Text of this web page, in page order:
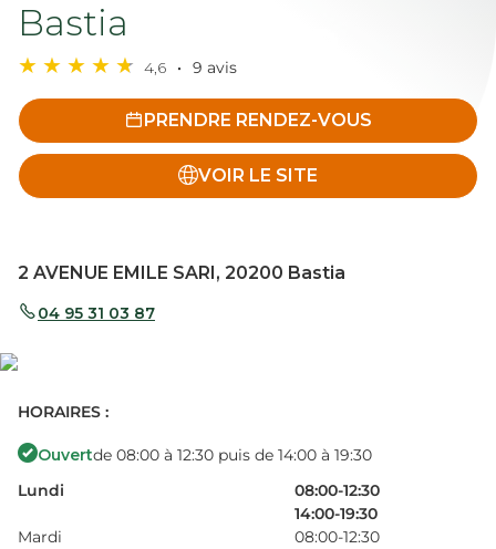
Bastia
4,6 9 avis
PRENDRE RENDEZ-VOUS
VOIR LE SITE
2 AVENUE EMILE SARI, 20200 Bastia
04 95 31 03 87
HORAIRES :
Ouvertde 08:00 à 12:30 puis de 14:00 à 19:30
Lundi
08:00-12:30
14:00-19:30
Mardi
08:00-12:30